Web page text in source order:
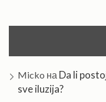
Micko на Da li
sve iluzija?